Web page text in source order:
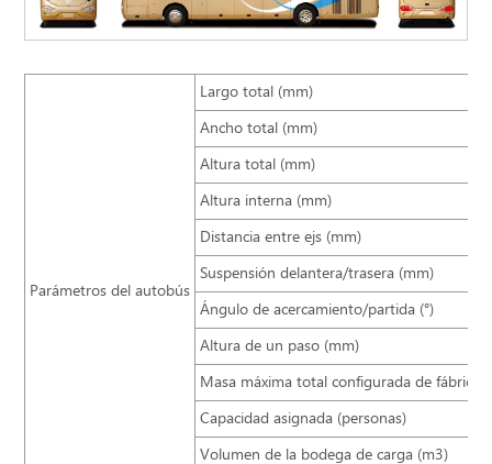
Parámetros del autobús
Largo total (mm)
Ancho total (mm)
Altura total (mm)
Altura interna (mm)
Distancia entre ejs (mm)
Suspensión delantera/trasera (mm)
Ángulo de acercamiento/partida (°)
Altura de un paso (mm)
Masa máxima total configurada de fábrica
Capacidad asignada (personas)
Volumen de la bodega de carga (m3)